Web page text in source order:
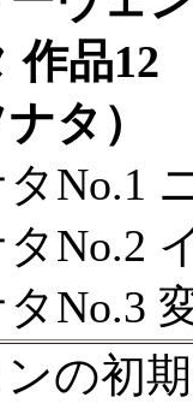
作品12
タ）
No.1
No.2
No.3
の初